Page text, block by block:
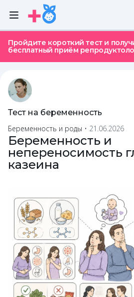
Пройдите короткий тест и
бесплатный приём
Тест на беременность
Беременность и роды • 21.06.2026
Беременность и
непереносимость
казеина